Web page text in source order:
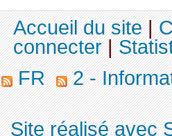
Accueil du site|
connecter|
FR
2 -
Site réalisé avec